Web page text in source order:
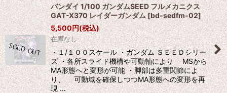
バンダイ 1/100 ガンダムSEED フルメカニクス
GAT-X370 レイダーガンダム[bd-sedfm-02]
5,500円(税込)
在庫なし
・１/１００スケール ・ガンダム ＳＥＥＤシリー
ズ ・各所スライド機構や可動軸により MSから
MA形態へと変形が可能 ・脚部は多重関節によ
り、 可動域を確保しつつMA形態への変形を再
現 …